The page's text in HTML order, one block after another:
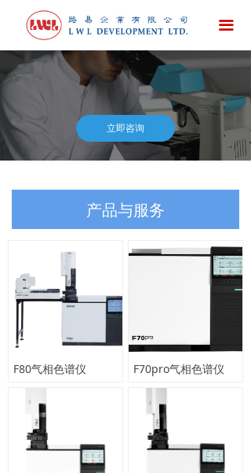
立即咨询
끀
首页
公司简介
产品与服务
技术资料（第一部分）
技术资料（第二部分）
诚聘英才
产品与服务
F80气相色谱仪 F70pro气相色谱仪